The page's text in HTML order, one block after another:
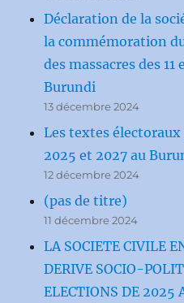
Déclaration de la
la commémoration
des massacres des 11
Burundi
13 décembre 2024
Les textes électoraux
2025 et 2027 au
12 décembre 2024
(pas de titre)
11 décembre 2024
LA SOCIETE CIVILE
DERIVE SOCIO-
ELECTIONS DE 2025